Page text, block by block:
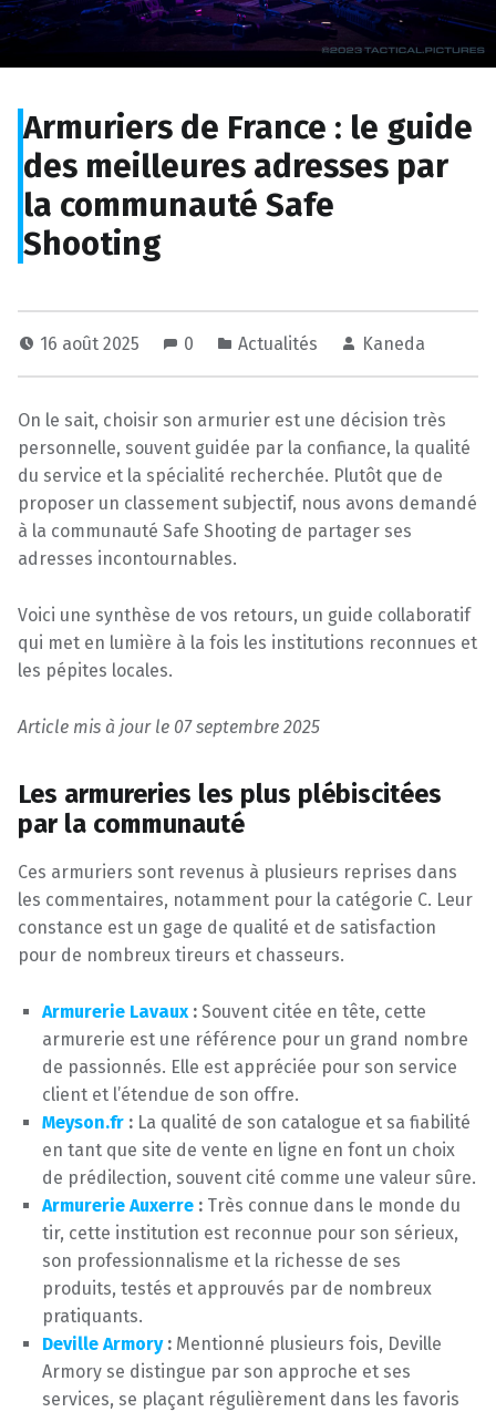
Armuriers de France : le guide
des meilleures adresses par
la communauté Safe
Shooting
16 août 2025 0 Actualités Kaneda
On le sait, choisir son armurier est une décision très
personnelle, souvent guidée par la confiance, la qualité
du service et la spécialité recherchée. Plutôt que de
proposer un classement subjectif, nous avons demandé
à la communauté Safe Shooting de partager ses
adresses incontournables.
Voici une synthèse de vos retours, un guide collaboratif
qui met en lumière à la fois les institutions reconnues et
les pépites locales.
Article mis à jour le 07 septembre 2025
Les armureries les plus plébiscitées
par la communauté
Ces armuriers sont revenus à plusieurs reprises dans
les commentaires, notamment pour la catégorie C. Leur
constance est un gage de qualité et de satisfaction
pour de nombreux tireurs et chasseurs.
Armurerie Lavaux: Souvent citée en tête, cette
armurerie est une référence pour un grand nombre
de passionnés. Elle est appréciée pour son service
client et l’étendue de son offre.
Meyson.fr : La qualité de son catalogue et sa fiabilité
en tant que site de vente en ligne en font un choix
de prédilection, souvent cité comme une valeur sûre.
Armurerie Auxerre : Très connue dans le monde du
tir, cette institution est reconnue pour son sérieux,
son professionnalisme et la richesse de ses
produits, testés et approuvés par de nombreux
pratiquants.
Deville Armory: Mentionné plusieurs fois, Deville
Armory se distingue par son approche et ses
services, se plaçant régulièrement dans les favoris